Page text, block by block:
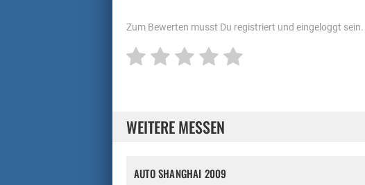
Zum Bewerten musst Du registriert und eingeloggt sein.
WEITERE MESSEN
AUTO SHANGHAI 2009